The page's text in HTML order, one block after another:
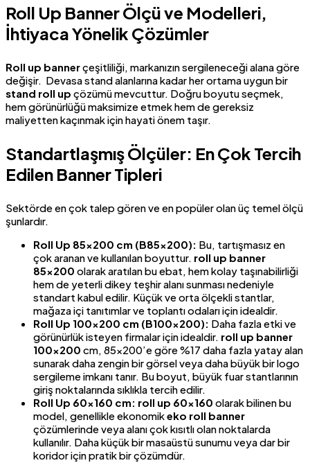
Roll Up Banner Ölçü ve Modelleri,
İhtiyaca Yönelik Çözümler
Roll up bannerçeşitliliği, markanızın sergileneceği alana göre
değişir. Devasa stand alanlarına kadar her ortama uygun bir
stand roll up çözümü mevcuttur. Doğru boyutu seçmek,
hem görünürlüğü maksimize etmek hem de gereksiz
maliyetten kaçınmak için hayati önem taşır.
Standartlaşmış Ölçüler: En Çok Tercih
Edilen Banner Tipleri
Sektörde en çok talep gören ve en popüler olan üç temel ölçü
şunlardır.
Roll Up 85×200 cm (B85x200): Bu, tartışmasız en
çok aranan ve kullanılan boyuttur. roll up banner
85×200 olarak aratılan bu ebat, hem kolay taşınabilirliği
hem de yeterli dikey teşhir alanı sunması nedeniyle
standart kabul edilir. Küçük ve orta ölçekli stantlar,
mağaza içi tanıtımlar ve toplantı odaları için idealdir.
Roll Up 100×200 cm (B100x200): Daha fazla etki ve
görünürlük isteyen firmalar için idealdir. roll up banner
100×200 cm, 85×200’e göre %17 daha fazla yatay alan
sunarak daha zengin bir görsel veya daha büyük bir logo
sergileme imkanı tanır. Bu boyut, büyük fuar stantlarının
giriş noktalarında sıklıkla tercih edilir.
Roll Up 60×160 cm: roll up 60×160 olarak bilinen bu
model, genellikle ekonomikeko roll banner
çözümlerinde veya alanı çok kısıtlı olan noktalarda
kullanılır. Daha küçük bir masaüstü sunumu veya dar bir
koridor için pratik bir çözümdür.